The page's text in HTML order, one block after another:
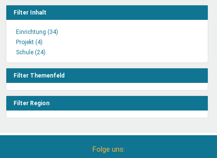
Filter Inhalt
Einrichtung (34)
Projekt (4)
Filter
anwenden
Schule (24)
Filter
anwenden
Filter Themenfeld
Filter Region
Folge uns: